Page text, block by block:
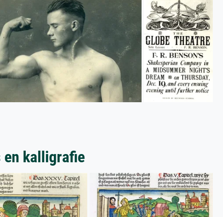
en kalligrafie